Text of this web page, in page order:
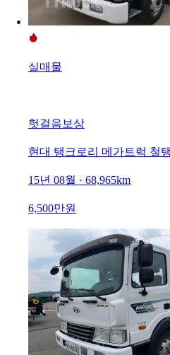
실매물
헛걸음보상
현대 탱크로리 메가트럭 철
15년 08월 · 68,965km
6,500만원